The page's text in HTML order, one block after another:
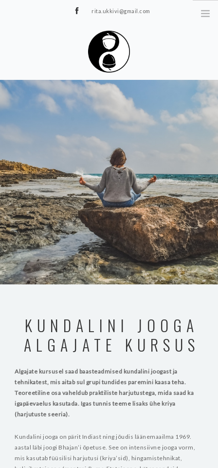
rita.ukkivi@gmail.com
STUUDIOST
ÜRITUSED
TIIMIDELE
GALERII
KONTAKT
KUNDALINI JOOGA
ALGAJATE KURSUS
Algajate kursusel saad baasteadmised kundalini joogast ja
tehnikatest, mis aitab sul grupi tundides paremini kaasa teha.
Teoreetiline osa vaheldub praktiliste harjutustega, mida saad ka
igapäevaelus kasutada. Igas tunnis teeme lisaks ühe kriya
(harjutuste seeria).
Kundalini jooga on pärit Indiast ning jõudis läänemaailma 1969.
aastal läbi joogi Bhajan’i õpetuse. See on intensiivne jooga vorm,
mis kasutab füüsilisi harjutusi (kriya’sid), hingamistehnikat,